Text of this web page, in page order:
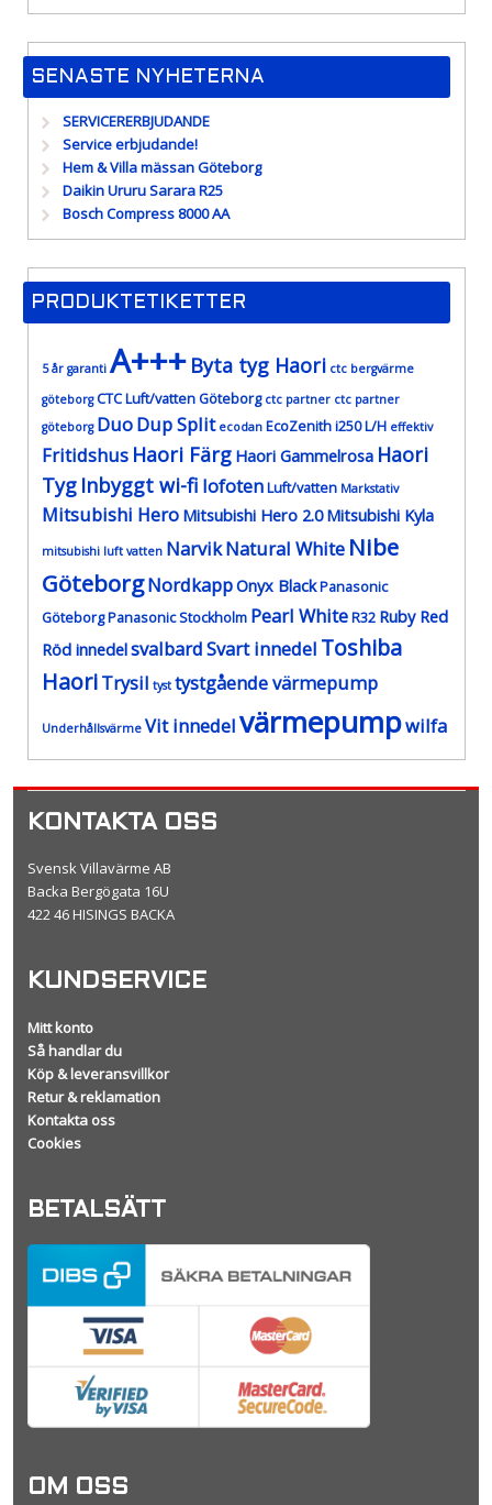
SENASTE NYHETERNA
SERVICERERBJUDANDE
Service erbjudande!
Hem & Villa mässan Göteborg
Daikin Ururu Sarara R25
Bosch Compress 8000 AA
PRODUKTETIKETTER
5 år garanti A+++ Byta tyg Haori ctc bergvärme
göteborg CTC Luft/vatten Göteborg ctc partner ctc partner
göteborg DuoDup Split ecodan EcoZenith i250 L/H effektiv
Fritidshus Haori Färg Haori Gammelrosa Haori
Tyg Inbyggt wi-fi lofotenLuft/vatten Markstativ
Mitsubishi Hero Mitsubishi Hero 2.0 Mitsubishi Kyla
mitsubishi luft vatten NarvikNatural White Nibe
GöteborgNordkappOnyx BlackPanasonic
GöteborgPanasonic Stockholm Pearl WhiteR32 Ruby Red
Röd innedelsvalbardSvart innedel Toshiba
HaoriTrysil tyst tystgående värmepump
Underhållsvärme Vit innedelvärmepumpwilfa
KONTAKTA OSS
Svensk Villavärme AB
Backa Bergögata 16U
422 46 HISINGS BACKA
KUNDSERVICE
Mitt konto
Så handlar du
Köp & leveransvillkor
Retur & reklamation
Kontakta oss
Cookies
BETALSÄTT
OM OSS